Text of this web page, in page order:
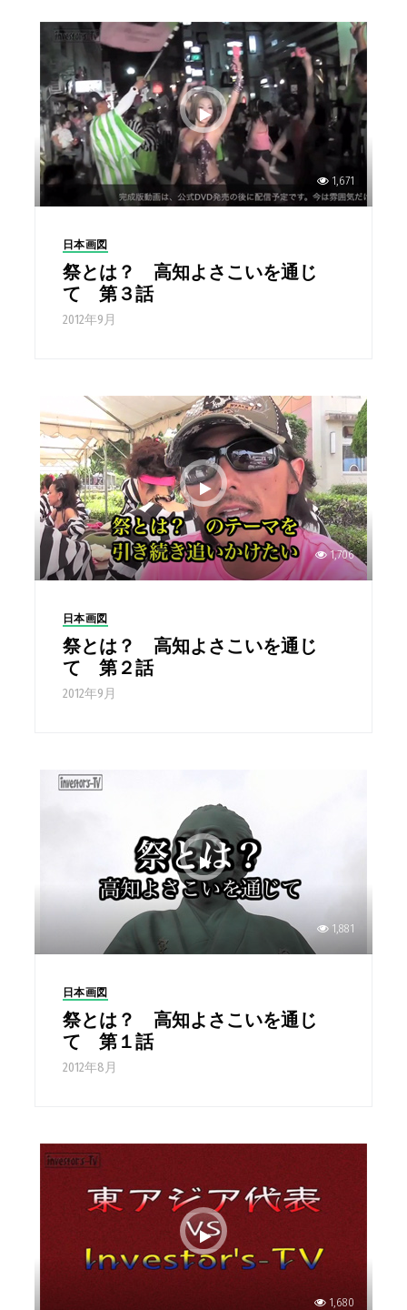
1,671
日本画図
祭とは？ 高知よさこいを通じ
て 第３話
2012年9月
1,706
日本画図
祭とは？ 高知よさこいを通じ
て 第２話
2012年9月
1,881
日本画図
祭とは？ 高知よさこいを通じ
て 第１話
2012年8月
1,680